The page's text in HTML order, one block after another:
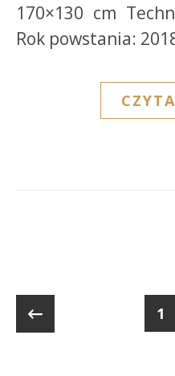
170×130 cm
Rok powstania:
1